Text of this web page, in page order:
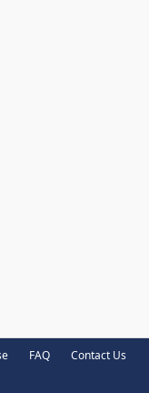
FAQ Contact Us